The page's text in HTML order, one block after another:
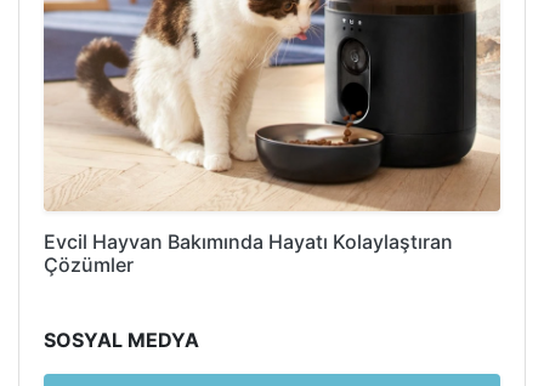
Evcil Hayvan Bakımında Hayatı Kolaylaştıran
Çözümler
SOSYAL MEDYA